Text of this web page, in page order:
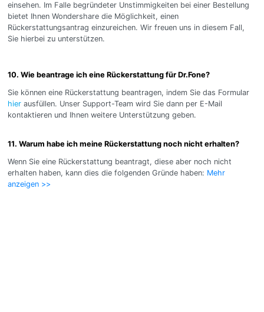
einsehen. Im Falle begründeter Unstimmigkeiten bei einer Bestellung
bietet Ihnen Wondershare die Möglichkeit, einen
Rückerstattungsantrag einzureichen. Wir freuen uns in diesem Fall,
Sie hierbei zu unterstützen.
10. Wie beantrage ich eine Rückerstattung für Dr.Fone?
Sie können eine Rückerstattung beantragen, indem Sie das Formular
hierausfüllen. Unser Support-Team wird Sie dann per E-Mail
kontaktieren und Ihnen weitere Unterstützung geben.
11. Warum habe ich meine Rückerstattung noch nicht erhalten?
Wenn Sie eine Rückerstattung beantragt, diese aber noch nicht
erhalten haben, kann dies die folgenden Gründe haben: Mehr
anzeigen >>